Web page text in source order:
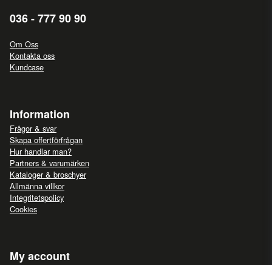
036 - 777 90 90
Om Oss
Kontakta oss
Kundcase
Information
Frågor & svar
Skapa offertförfrågan
Hur handlar man?
Partners & varumärken
Kataloger & broschyer
Allmänna villkor
Integritetspolicy
Cookies
My account